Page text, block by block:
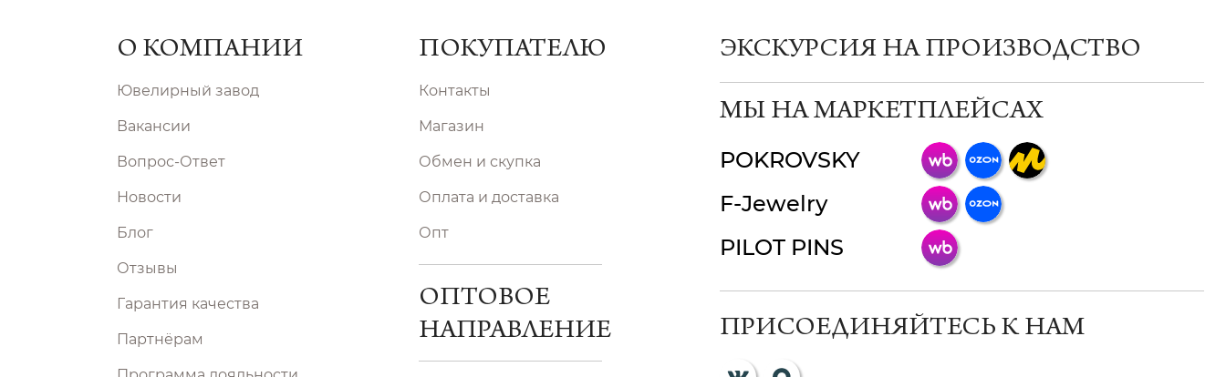
О КОМПАНИИ
Ювелирный завод
Вакансии
Вопрос-Ответ
Новости
Блог
Отзывы
Гарантия качества
Партнёрам
ПОКУПАТЕЛЮ
Контакты
Магазин
Обмен и скупка
Оплата и доставка
Опт
ОПТОВОЕ
НАПРАВЛЕНИЕ
ЭКСКУРСИЯ НА ПРОИЗВОДСТВО
МЫ НА МАРКЕТПЛЕЙСАХ
POKROVSKY
F-Jewelry
PILOT PINS
ПРИСОЕДИНЯЙТЕСЬ К НАМ
ChatApp
мессенджер!